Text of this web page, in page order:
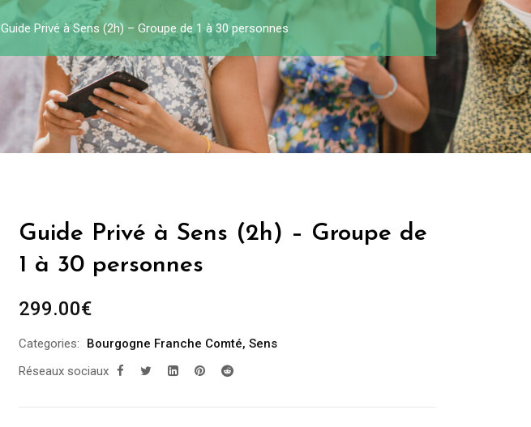
Guide Privé à Sens (2h) – Groupe de 1 à 30 personnes
Guide Privé à Sens (2h) – Groupe de
1 à 30 personnes
299.00€
Categories: Bourgogne Franche Comté, Sens
Réseaux sociaux